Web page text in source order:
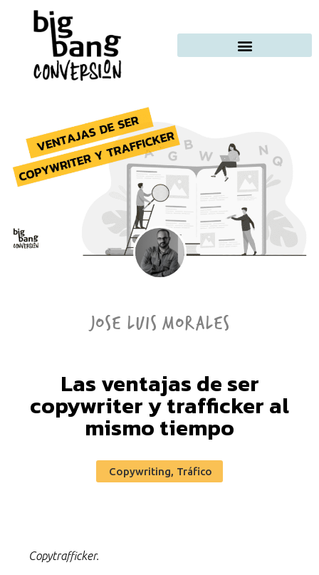
JOSE LUIS MORALES
Las ventajas de ser
copywriter y trafficker al
mismo tiempo
Copywriting, Tráfico
Copytrafficker.